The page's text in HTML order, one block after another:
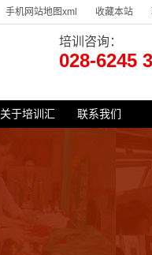
手机网站地图xml 收藏本站
培训咨询：
028-6245
关于培训汇 联系我们